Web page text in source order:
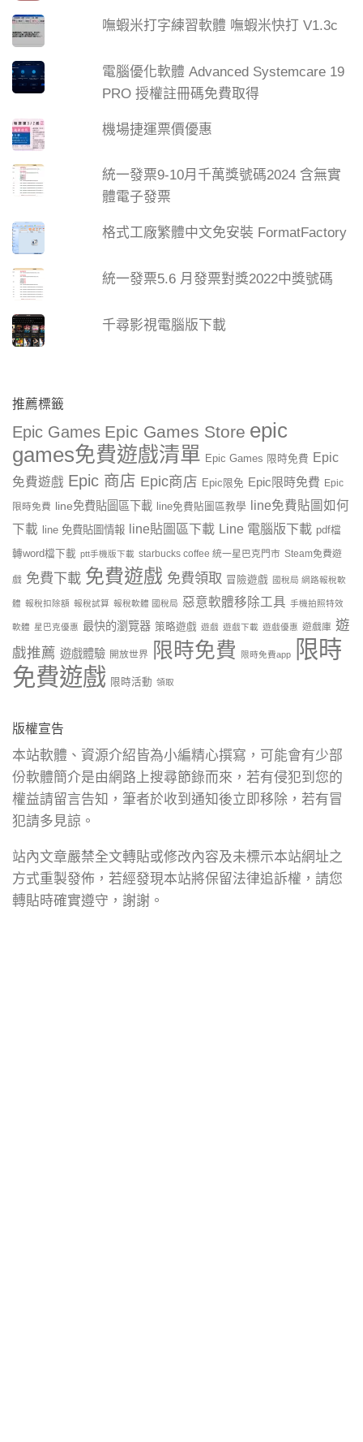
嘸蝦米打字練習軟體 嘸蝦米快打 V1.3c
電腦優化軟體 Advanced Systemcare 19
PRO 授權註冊碼免費取得
機場捷運票價優惠
統一發票9-10月千萬獎號碼2024 含無實
體電子發票
格式工廠繁體中文免安裝 FormatFactory
統一發票5.6 月發票對獎2022中獎號碼
千尋影視電腦版下載
推薦標籤
Epic Games Epic Games Store epic
games免費遊戲清單 Epic Games 限時免費 Epic
免費遊戲 Epic 商店 Epic商店 Epic限免 Epic限時免費 Epic
限時免費 line免費貼圖區下載 line免費貼圖區教學
line免費貼圖如何
下載
line 免費貼圖情報 line貼圖區下載 Line 電腦版下載 pdf檔
轉word檔下載 ptt手機版下載 starbucks coffee 統一星巴克門市 Steam免費遊
戲 免費下載 免費遊戲 免費領取 冒險遊戲 國稅局 網路報稅軟
體 報稅扣除額 報稅試算 報稅軟體 國稅局 惡意軟體移除工具 手機拍照特效
軟體 星巴克優惠 最快的瀏覽器 策略遊戲 遊戲 遊戲下載 遊戲優惠 遊戲庫 遊
戲推薦 遊戲體驗 開放世界 限時免費 限時免費app
限時
免費遊戲 限時活動 領取
版權宣告
本站軟體、資源介紹皆為小編精心撰寫，可能會有少部
份軟體簡介是由網路上搜尋節錄而來，若有侵犯到您的
權益請留言告知，筆者於收到通知後立即移除，若有冒
犯請多見諒。
站內文章嚴禁全文轉貼或修改內容及未標示本站網址之
方式重製發佈，若經發現本站將保留法律追訴權，請您
轉貼時確實遵守，謝謝。